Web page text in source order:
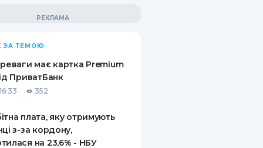
ВІНЬЄТКА
ВІД
ВИПАДКІВ
ПИТАННЯ ТА ВІДПОВІДІ
ПУТІВНИКИ ПО
ЗА ТЕМОЮ
має картка Premium
ПриватБанк
352
плата, яку отримують
з-за кордону,
на 23,6% - НБУ